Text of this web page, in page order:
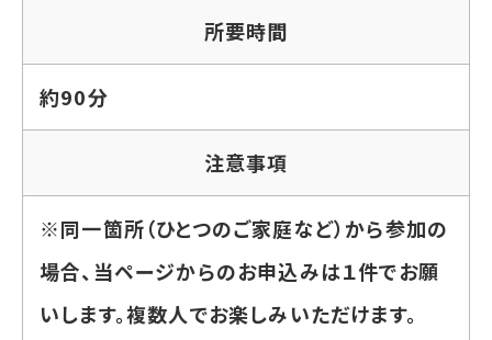
所要時間
約90分
注意事項
※同一箇所（ひとつのご家庭など）から参加の
場合、当ページからのお申込みは１件でお願
いします。複数人でお楽しみいただけます。